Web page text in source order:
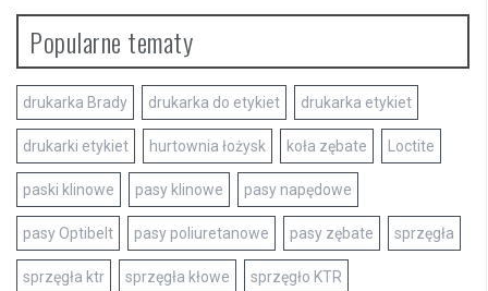
Popularne tematy
drukarka Brady drukarka do etykiet drukarka etykiet
drukarki etykiet hurtownia łożysk koła zębate Loctite
paski klinowe pasy klinowe pasy napędowe
pasy Optibelt pasy poliuretanowe pasy zębate sprzęgła
sprzęgła ktr sprzęgła kłowe sprzęgło KTR